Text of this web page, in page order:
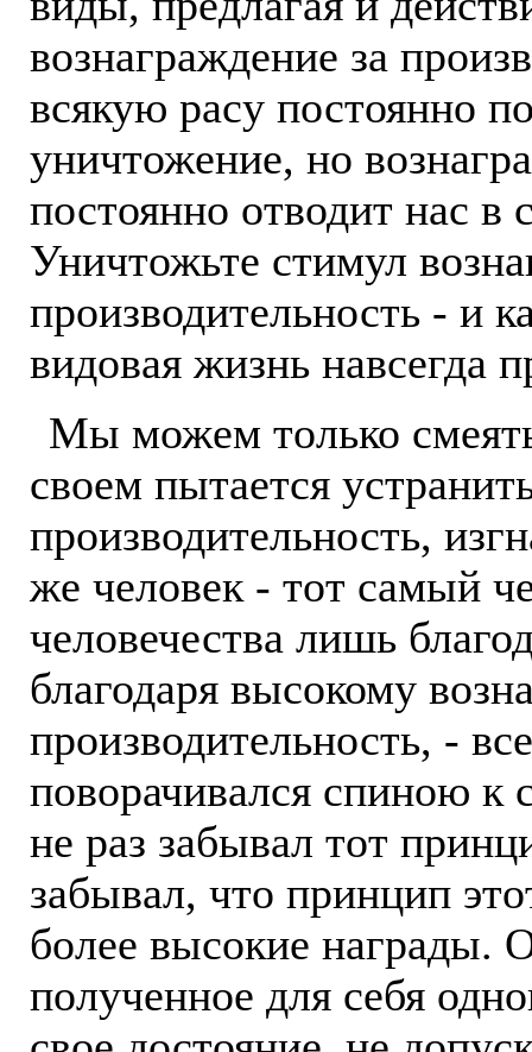
вознаграждение за
всякую расу постоянно
уничтожение, но
постоянно отводит нас в
Уничтожьте стимул
производительность - и
видовая жизнь навсегда
Мы можем только
своем пытается
производительность,
же человек - тот самый
человечества лишь
благодаря высокому
производительность, -
поворачивался спиною к
не раз забывал тот
забывал, что принцип
более высокие награды.
полученное для себя